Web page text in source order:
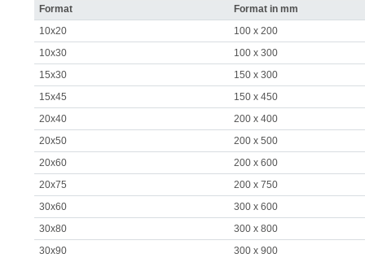
Format
Format in mm
10x20
100 x 200
10x30
100 x 300
15x30
150 x 300
15x45
150 x 450
20x40
200 x 400
20x50
200 x 500
20x60
200 x 600
20x75
200 x 750
30x60
300 x 600
30x80
300 x 800
30x90
300 x 900